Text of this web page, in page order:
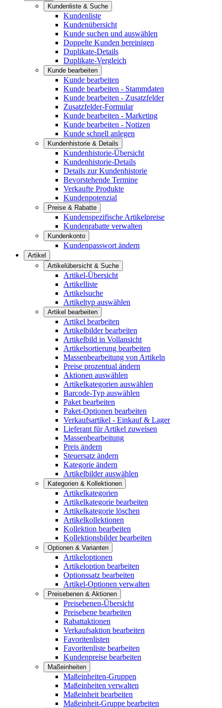
Kundenliste & Suche
Kundenliste
Kundenübersicht
Kunde suchen und auswählen
Doppelte Kunden bereinigen
Duplikate-Details
Duplikate-Vergleich
Kunde bearbeiten
Kunde bearbeiten
Kunde bearbeiten - Stammdaten
Kunde bearbeiten - Zusatzfelder
Zusatzfelder-Formular
Kunde bearbeiten - Marketing
Kunde bearbeiten - Notizen
Kunde schnell anlegen
Kundenhistorie & Details
Kundenhistorie-Übersicht
Kundenhistorie-Details
Details zur Kundenhistorie
Bevorstehende Termine
Verkaufte Produkte
Kundenpotenzial
Preise & Rabatte
Kundenspezifische Artikelpreise
Kundenrabatte verwalten
Kundenkonto
Kundenpasswort ändern
Artikel
Artikelübersicht & Suche
Artikel-Übersicht
Artikelliste
Artikelsuche
Artikeltyp auswählen
Artikel bearbeiten
Artikel bearbeiten
Artikelbilder bearbeiten
Artikelbild in Vollansicht
Artikelsortierung bearbeiten
Massenbearbeitung von Artikeln
Preise prozentual ändern
Aktionen auswählen
Artikelkategorien auswählen
Barcode-Typ auswählen
Paket bearbeiten
Paket-Optionen bearbeiten
Verkaufsartikel - Einkauf & Lager
Lieferant für Artikel zuweisen
Massenbearbeitung
Preis ändern
Steuersatz ändern
Kategorie ändern
Artikelbilder auswählen
Kategorien & Kollektionen
Artikelkategorien
Artikelkategorie bearbeiten
Artikelkategorie löschen
Artikelkollektionen
Kollektion bearbeiten
Kollektionsbilder bearbeiten
Optionen & Varianten
Artikeloptionen
Artikeloption bearbeiten
Optionssatz bearbeiten
Artikel-Optionen verwalten
Preisebenen & Aktionen
Preisebenen-Übersicht
Preisebene bearbeiten
Rabattaktionen
Verkaufsaktion bearbeiten
Favoritenlisten
Favoritenliste bearbeiten
Kundenpreise bearbeiten
Maßeinheiten
Maßeinheiten-Gruppen
Maßeinheiten verwalten
Maßeinheit bearbeiten
Maßeinheit-Gruppe bearbeiten